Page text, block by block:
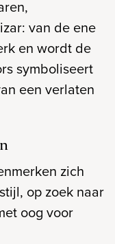
van de ene
en wordt de
symboliseert
een verlaten
zich
op zoek naar
oog voor